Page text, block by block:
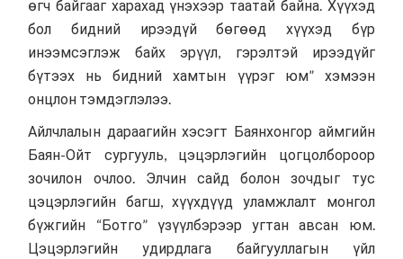
өгч байгааг харахад үнэхээр таатай байна. Хүүхэд
бол бидний ирээдүй бөгөөд хүүхэд бүр
инээмсэглэж байх эрүүл, гэрэлтэй ирээдүйг
бүтээх нь бидний хамтын үүрэг юм” хэмээн
онцлон тэмдэглэлээ.
Айлчлалын дараагийн хэсэгт Баянхонгор аймгийн
Баян-Ойт сургууль, цэцэрлэгийн цогцолбороор
зочилон очлоо. Элчин сайд болон зочдыг тус
цэцэрлэгийн багш, хүүхдүүд уламжлалт монгол
бүжгийн “Ботго” үзүүлбэрээр угтан авсан юм.
Цэцэрлэгийн удирдлага байгууллагын үйл